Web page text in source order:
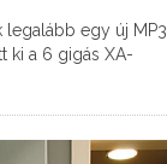
legalább egy új MP3
ki a 6 gigás XA-